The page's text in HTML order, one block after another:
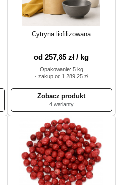
Cytryna liofilizowana
od 257,85 zł / kg
Opakowanie: 5 kg
· zakup od 1 289,25 zł
4 warianty